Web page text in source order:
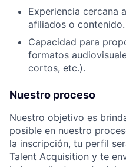
Experiencia cercana
afiliados o contenido.
Capacidad para
formatos
cortos, etc.).
Nuestro proceso
Nuestro objetivo es
posible en nuestro
la inscripción, tu perfil
Talent Acquisition y te